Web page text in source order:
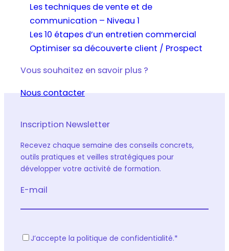
Les techniques de vente et de
communication – Niveau 1
Les 10 étapes d’un entretien commercial
Optimiser sa découverte client / Prospect
Vous souhaitez en savoir plus ?
Nous contacter
Inscription Newsletter
Recevez chaque semaine des conseils concrets,
outils pratiques et veilles stratégiques pour
développer votre activité de formation.
E-mail
R J’accepte la politique de confidentialité.*